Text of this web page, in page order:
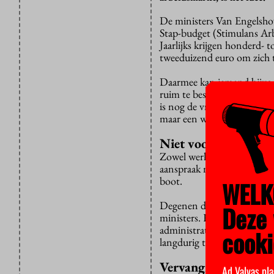
De ministers Van
Stap-budget (Stimulans
Jaarlijks krijgen honderd-
tweeduizend euro om
Daarmee kan iemand
ruim te besteden zolang
is nog de vraag of iemand
maar een woordvoerder
Niet voor studenten
Zowel werkenden als niet-
aanspraak maken op
boot.
Degenen die het meeste
ministers. Het gaat dan
administratief
langdurig te blijven.
Vervanging voor
Ad Valvas